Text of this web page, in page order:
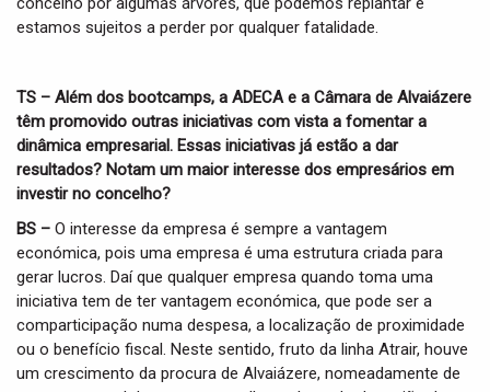
estamos sujeitos a perder por qualquer fatalidade.
TS – Além dos bootcamps, a ADECA e a Câmara de Alvaiázere
têm promovido outras iniciativas com vista a fomentar a
dinâmica empresarial. Essas iniciativas já estão a dar
resultados? Notam um maior interesse dos empresários em
investir no concelho?
BS – O interesse da empresa é sempre a vantagem
económica, pois uma empresa é uma estrutura criada para
gerar lucros. Daí que qualquer empresa quando toma uma
iniciativa tem de ter vantagem económica, que pode ser a
comparticipação numa despesa, a localização de proximidade
ou o benefício fiscal. Neste sentido, fruto da linha Atrair, houve
um crescimento da procura de Alvaiázere, nomeadamente de